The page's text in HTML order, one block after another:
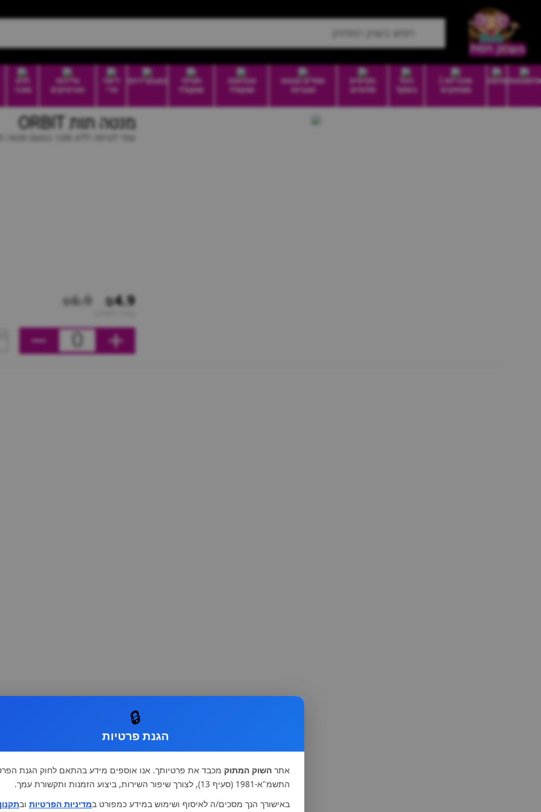
סיטונאותמזווה
סוכריות |
ממתקים
הכל
בשקל
חטיפים
מלוחים
וופלים עוגות
ועוגיות
טבלאות
שוקולד
חטיפי
שוקולד
בונבוניירות
דיוטי
פרי
גלידות
וארטיקים
ללא
סוכר
מנטה תות ORBIT
גומי לעיסה ללא סוכר בטעם מנטה
₪4.9
₪6.9
0
🔒
הגנת פרטיות
אתר השוק המתוק מכבד את פרטיותך. אנו אוספים מידע בהתאם לחוק הגנת
התשמ"א-1981 (סעיף 13), לצורך שיפור השירות, ביצוע הזמנות ותקשורת עמך.
באישורך הנך מסכים/ה לאיסוף ושימוש במידע כמפורט במדיניות הפרטיות ובתקנון